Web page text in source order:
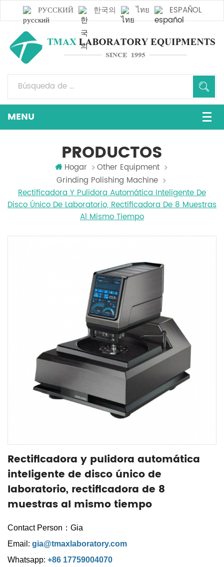
РУССКИЙ 한국의 ไทย ESPAÑOL
PRODUCTOS
Hogar
Other Equipment
Grinding Polishing Machine
Rectificadora Y Pulidora Automática Inteligente De
Disco Único De Laboratorio, Rectificadora De 8 Muestras
Al Mismo Tiempo
Rectificadora y pulidora automática
inteligente de disco único de
laboratorio, rectificadora de 8
muestras al mismo tiempo
Contact Person：Gia
Email: gia@tmaxlaboratory.com
Whatsapp: +86 17759004070